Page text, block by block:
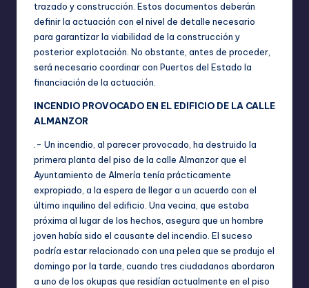
trazado y construcción. Estos documentos deberán
definir la actuación con el nivel de detalle necesario
para garantizar la viabilidad de la construcción y
posterior explotación. No obstante, antes de proceder,
será necesario coordinar con Puertos del Estado la
financiación de la actuación.
INCENDIO PROVOCADO EN EL EDIFICIO DE LA CALLE
ALMANZOR
.- Un incendio, al parecer provocado, ha destruido la
primera planta del piso de la calle Almanzor que el
Ayuntamiento de Almería tenía prácticamente
expropiado, a la espera de llegar a un acuerdo con el
último inquilino del edificio. Una vecina, que estaba
próxima al lugar de los hechos, asegura que un hombre
joven había sido el causante del incendio. El suceso
podría estar relacionado con una pelea que se produjo el
domingo por la tarde, cuando tres ciudadanos abordaron
a uno de los okupas que residían actualmente en el piso